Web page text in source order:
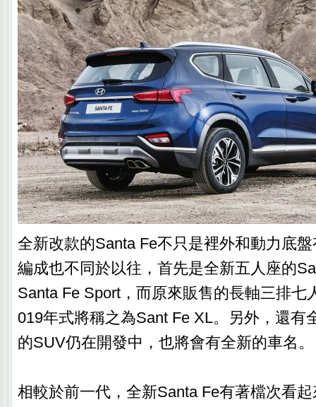
全新改款的Santa Fe不只是裡外和動力底
編成也不同於以往，首先是全新五人座的
Santa Fe Sport，而原來販售的長軸三排七
019年式將稱之為Sant Fe XL。另外，還有
的SUV仍在開發中，也將會有全新的車名。
相較於前一代，全新Santa Fe有著檔次看